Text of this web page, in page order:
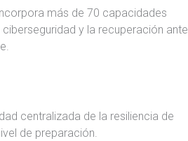
más de 70 capacidades
y la recuperación ante
centralizada de la resiliencia de
de preparación.